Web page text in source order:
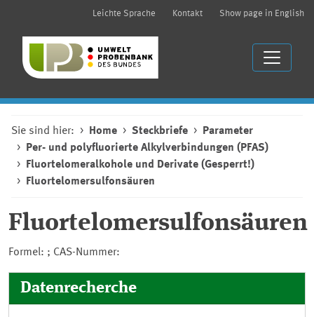
Leichte Sprache Kontakt Show page in English
Sie sind hier: Home Steckbriefe
Parameter
Per- und polyfluorierte Alkylverbindungen (PFAS)
Fluortelomeralkohole und Derivate (Gesperrt!)
Fluortelomersulfonsäuren
Fluortelomersulfonsäuren
Formel: ; CAS-Nummer:
Datenrecherche